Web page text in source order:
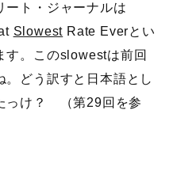
ート・ジャーナルは
Slowest Rate Everとい
す。このslowestは前回
どう訳すと日本語とし
っけ？ （第29回を参